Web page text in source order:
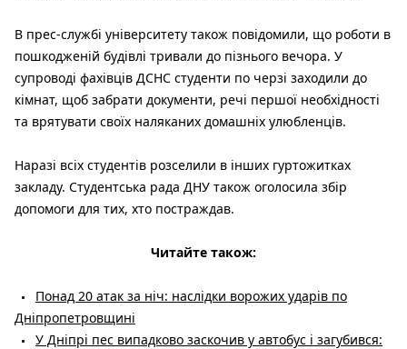
В прес-службі університету також повідомили, що роботи в
пошкодженій будівлі тривали до пізнього вечора. У
супроводі фахівців ДСНС студенти по черзі заходили до
кімнат, щоб забрати документи, речі першої необхідності
та врятувати своїх наляканих домашніх улюбленців.
Наразі всіх студентів розселили в інших гуртожитках
закладу. Студентська рада ДНУ також оголосила збір
допомоги для тих, хто постраждав.
Читайте також:
Понад 20 атак за ніч: наслідки ворожих ударів по
Дніпропетровщині
У Дніпрі пес випадково заскочив у автобус і загубився: